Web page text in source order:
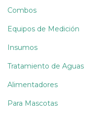
Combos
Equipos de Medición
Insumos
Tratamiento de Aguas
Alimentadores
Para Mascotas